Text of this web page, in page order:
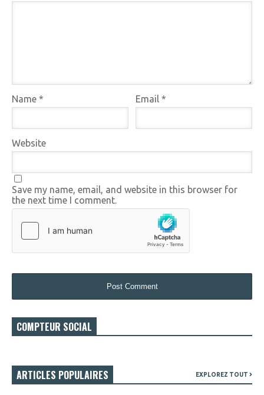
Name * Email*
Website
Save my name, email, and website in this browser for
the next time I comment.
COMPTEUR SOCIAL
ARTICLES POPULAIRES EXPLOREZ TOUT